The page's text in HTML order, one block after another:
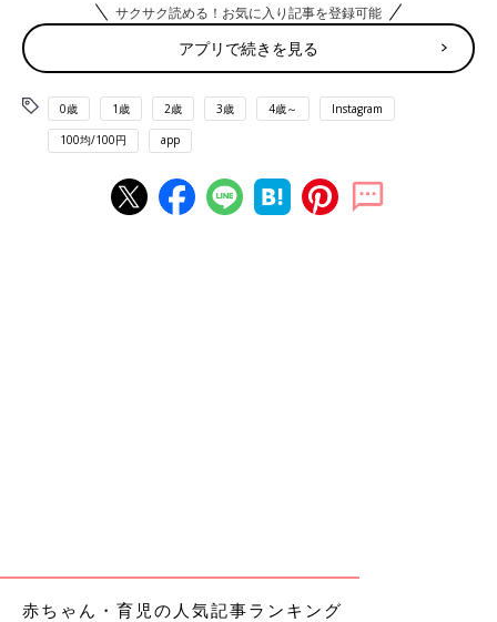
サクサク読める！お気に入り記事を登録可能
アプリで続きを見る
0歳 1歳 2歳 3歳 4歳～ Instagram
100均/100円 app
赤ちゃん・育児の人気記事ランキング